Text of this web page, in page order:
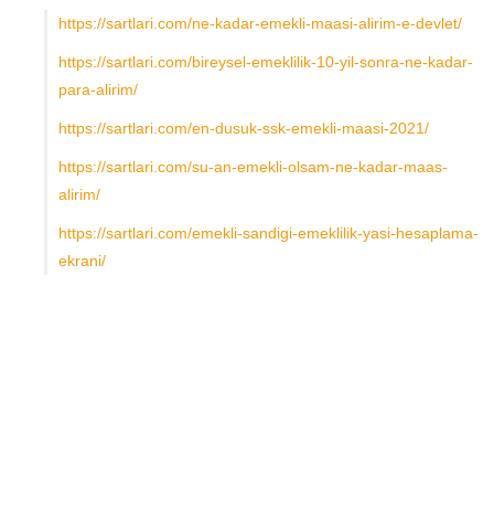
https://sartlari.com/ne-kadar-emekli-maasi-alirim-e-devlet/
https://sartlari.com/bireysel-emeklilik-10-yil-sonra-ne-kadar-
para-alirim/
https://sartlari.com/en-dusuk-ssk-emekli-maasi-2021/
https://sartlari.com/su-an-emekli-olsam-ne-kadar-maas-
alirim/
https://sartlari.com/emekli-sandigi-emeklilik-yasi-hesaplama-
ekrani/